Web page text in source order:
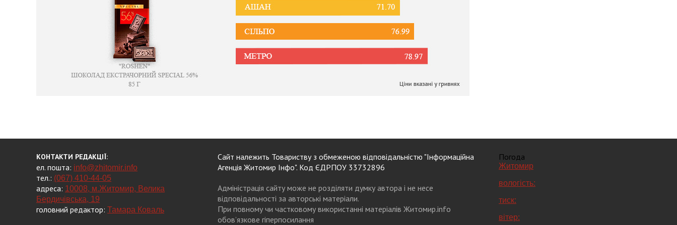
КОНТАКТИ РЕДАКЦІЇ:
ел. пошта: info@zhitomir.info
тел.: (067) 410-44-05
адреса: 10008, м.Житомир, Велика
Бердичівська, 19
головний редактор: Тамара Коваль
Сайт належить Товариству з обмеженою відповідальністю "Інформаційна
Агенція Житомир Інфо". Код ЄДРПОУ 33732896
Адміністрація сайту може не розділяти думку автора і не несе
відповідальності за авторські матеріали.
При повному чи частковому використанні матеріалів Житомир.info
обов’язкове гіперпосилання
Погода
Житомир
вологість:
тиск:
вітер: